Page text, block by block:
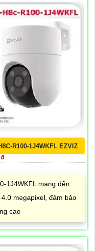
R100-1J4WKFL EZVIZ
1J4WKFL mang đến
megapixel, đảm bảo
cao